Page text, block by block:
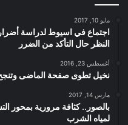
مايو 10, 2017
اجتماع في اسيوط لدراسة
النظر حال التأكد من الضرر
أغسطس 23, 2016
نخيل تطوى صفحة الماضى وتنجح
مارس 14, 2017
بالصور.. كثافة مرورية بمحور
لمياه الشرب